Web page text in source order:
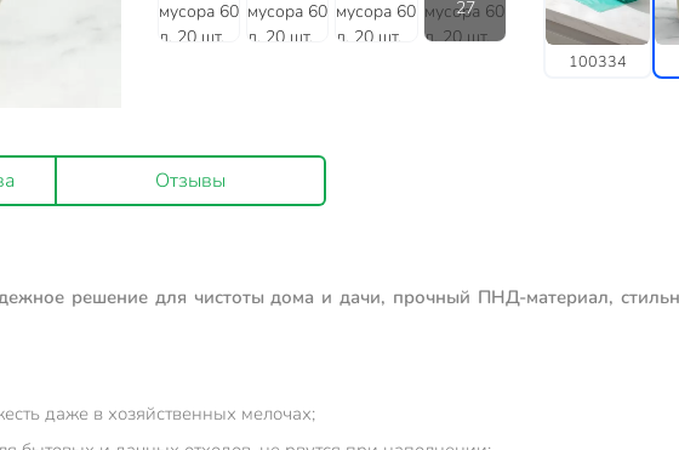
100334
Отзывы
решение для чистоты дома и дачи, прочный ПНД-материал,
даже в хозяйственных мелочах;